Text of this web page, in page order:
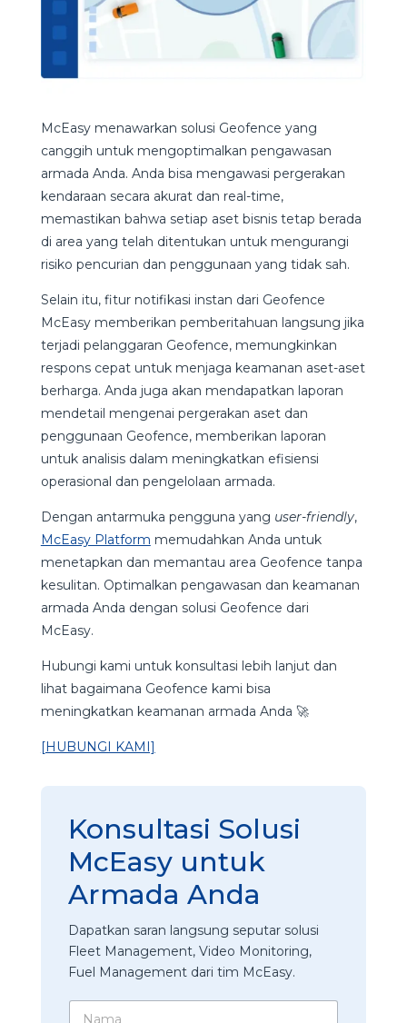
McEasy menawarkan solusi Geofence yang
canggih untuk mengoptimalkan pengawasan
armada Anda. Anda bisa mengawasi pergerakan
kendaraan secara akurat dan real-time,
memastikan bahwa setiap aset bisnis tetap berada
di area yang telah ditentukan untuk mengurangi
risiko pencurian dan penggunaan yang tidak sah.
Selain itu, fitur notifikasi instan dari Geofence
McEasy memberikan pemberitahuan langsung jika
terjadi pelanggaran Geofence, memungkinkan
respons cepat untuk menjaga keamanan aset-aset
berharga. Anda juga akan mendapatkan laporan
mendetail mengenai pergerakan aset dan
penggunaan Geofence, memberikan laporan
untuk analisis dalam meningkatkan efisiensi
operasional dan pengelolaan armada.
Dengan antarmuka pengguna yang user-friendly,
McEasy Platform memudahkan Anda untuk
menetapkan dan memantau area Geofence tanpa
kesulitan. Optimalkan pengawasan dan keamanan
armada Anda dengan solusi Geofence dari
McEasy.
Hubungi kami untuk konsultasi lebih lanjut dan
lihat bagaimana Geofence kami bisa
meningkatkan keamanan armada Anda 🚀
[HUBUNGI KAMI]
Konsultasi Solusi
McEasy untuk
Armada Anda
Dapatkan saran langsung seputar solusi
Fleet Management, Video Monitoring,
Fuel Management dari tim McEasy.
N